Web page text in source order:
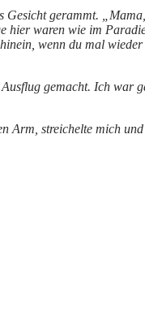
gerammt.
hier waren wie im
wenn du mal
gemacht. Ich war
Arm, streichelte mich